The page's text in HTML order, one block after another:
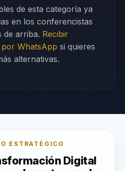
de esta categoría ya
en los conferencistas
de arriba. Recibir
WhatsApp si quieres
alternativas.
ESTRATÉGICO
Digital